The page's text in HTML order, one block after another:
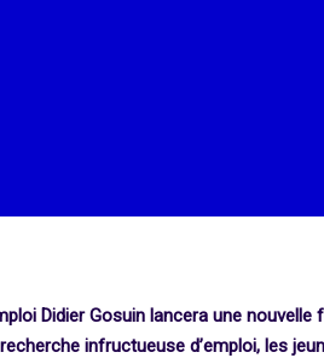
Didier Gosuin lancera une
infructueuse d’emploi, les